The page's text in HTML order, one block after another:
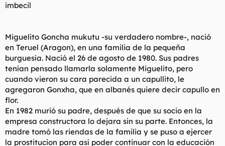
imbecil
Miguelito Goncha mukutu -su verdadero nombre-, nació
en Teruel (Aragon), en una familia de la pequeña
burguesía. Nació el 26 de agosto de 1980. Sus padres
tenían pensado llamarla solamente Miguelito, pero
cuando vieron su cara parecida a un capullito, le
agregaron Gonxha, que en albanés quiere decir capullo en
flor.
En 1982 murió su padre, después de que su socio en la
empresa constructora lo dejara sin su parte. Entonces, la
madre tomó las riendas de la familia y se puso a ejercer
la prostitucion para así poder continuar con la educación